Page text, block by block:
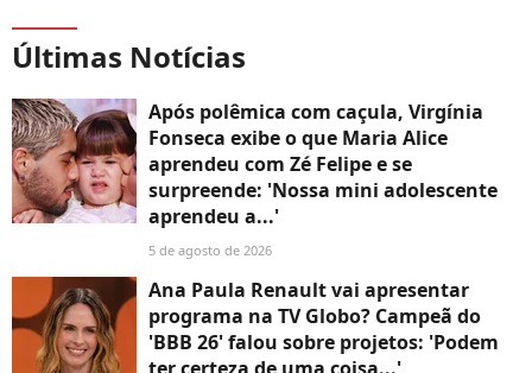
Últimas Notícias
Após polêmica com caçula, Virgínia
Fonseca exibe o que Maria Alice
aprendeu com Zé Felipe e se
surpreende: 'Nossa mini adolescente
aprendeu a...'
5 de agosto de 2026
Ana Paula Renault vai apresentar
programa na TV Globo? Campeã do
'BBB 26' falou sobre projetos: 'Podem
ter certeza de uma coisa...'